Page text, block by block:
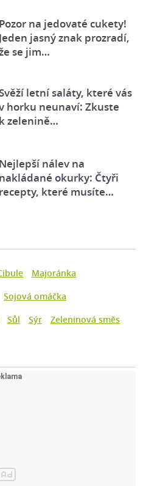
Pozor na jedovaté cukety!
Jeden jasný znak prozradí,
se jim…
letní saláty, které vás
horku neunaví: Zkuste
k zelenině…
Nejlepší nálev na
nakládané okurky: Čtyři
recepty, které musíte…
Majoránka
Sojová omáčka
Sůl Sýr
Zeleninová směs